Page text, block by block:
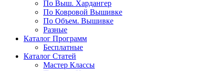
По Выш. Хардангер
По Ковровой Вышивке
По Объем. Вышивке
Разные
Каталог Программ
Бесплатные
Каталог Статей
Мастер Классы